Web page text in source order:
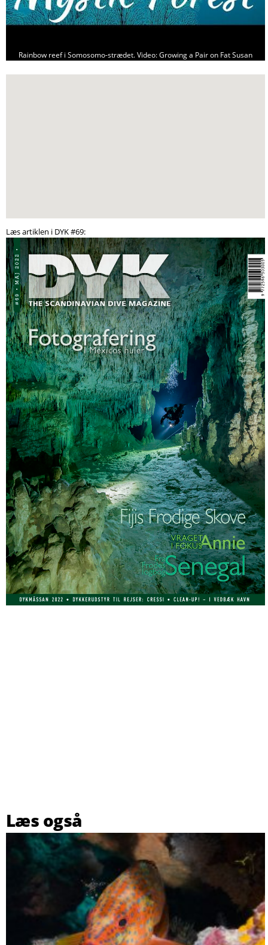
Rainbow reef i Somosomo-strædet. Video: Growing a Pair on Fat Susan
Læs artiklen i DYK #69:
Læs også